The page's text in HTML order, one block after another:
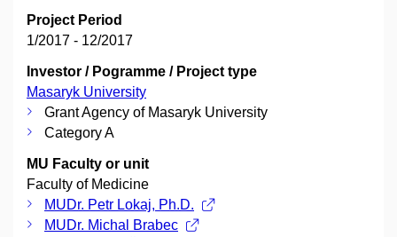
Project Period
1/2017 - 12/2017
Investor / Pogramme / Project type
Masaryk University
Grant Agency of Masaryk University
Category A
MU Faculty or unit
Faculty of Medicine
MUDr. Petr Lokaj, Ph.D.
MUDr. Michal Brabec